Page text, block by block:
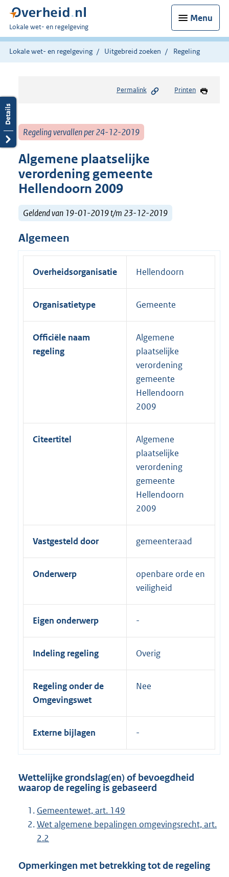
Menu
U
bent
hier:
Lokale wet- en regelgeving
Lokale wet- en regelgeving Uitgebreid zoeken Regeling
Permalink Printen
Regeling vervallen per 24-12-2019
Algemene plaatselijke
verordening gemeente
Hellendoorn 2009
Geldend van 19-01-2019 t/m 23-12-2019
Algemeen
Overheidsorganisatie Hellendoorn
Organisatietype Gemeente
Officiële naam
regeling
Algemene
plaatselijke
verordening
gemeente
Hellendoorn
2009
Citeertitel
Algemene
plaatselijke
verordening
gemeente
Hellendoorn
2009
Vastgesteld door gemeenteraad
Onderwerp
openbare orde en
veiligheid
Eigen onderwerp
Indeling regeling Overig
Regeling onder de
Omgevingswet
Nee
Externe bijlagen
Wettelijke grondslag(en) of bevoegdheid
waarop de regeling is gebaseerd
Gemeentewet, art. 149
Wet algemene bepalingen omgevingsrecht, art.
2.2
Opmerkingen met betrekking tot de regeling